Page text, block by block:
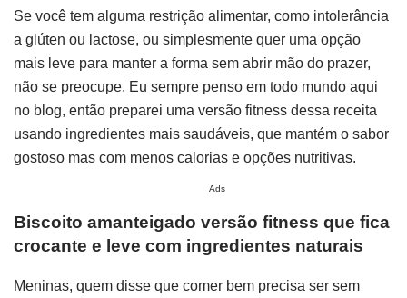
Se você tem alguma restrição alimentar, como intolerância
a glúten ou lactose, ou simplesmente quer uma opção
mais leve para manter a forma sem abrir mão do prazer,
não se preocupe. Eu sempre penso em todo mundo aqui
no blog, então preparei uma versão fitness dessa receita
usando ingredientes mais saudáveis, que mantém o sabor
gostoso mas com menos calorias e opções nutritivas.
Ads
Biscoito amanteigado versão fitness que fica
crocante e leve com ingredientes naturais
Meninas, quem disse que comer bem precisa ser sem